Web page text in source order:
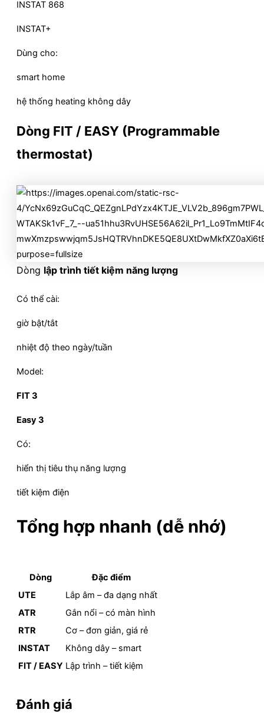
INSTAT 868
INSTAT+
Dùng cho:
smart home
hệ thống heating không dây
Dòng FIT / EASY (Programmable
thermostat)
Dòng lập trình tiết kiệm năng lượng
Có thể cài:
giờ bật/tắt
nhiệt độ theo ngày/tuần
Model:
FIT 3
Easy 3
Có:
hiển thị tiêu thụ năng lượng
tiết kiệm điện
Tổng hợp nhanh (dễ nhớ)
Dòng
Đặc điểm
UTE
Lắp âm – đa dạng nhất
ATR
Gắn nổi – có màn hình
RTR
Cơ – đơn giản, giá rẻ
INSTAT
Không dây – smart
FIT / EASY Lập trình – tiết kiệm
Đánh giá